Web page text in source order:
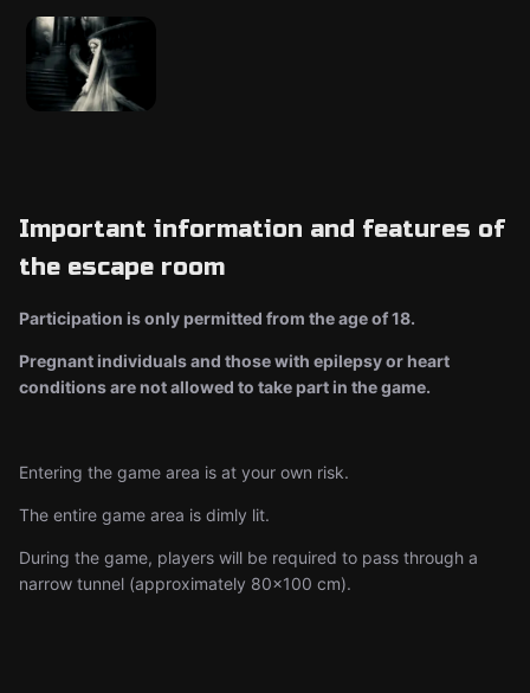
Important information and features of
the escape room
Participation is only permitted from the age of 18.
Pregnant individuals and those with epilepsy or heart
conditions are not allowed to take part in the game.
Entering the game area is at your own risk.
The entire game area is dimly lit.
During the game, players will be required to pass through a
narrow tunnel (approximately 80×100 cm).